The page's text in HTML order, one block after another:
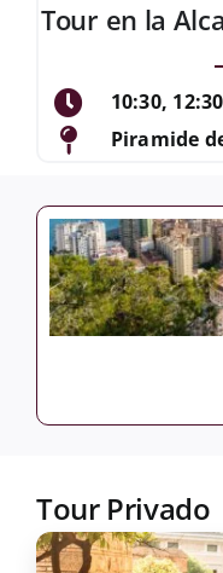
Tour en la
10:30,
Piramide
Tour Privado